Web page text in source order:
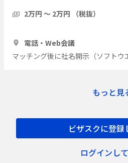
2万円 〜 2万円 （税抜）
電話・Web会議
マッチング後に社名開示（ソフトウ
もっと見
ビザスクに登録
ログインし